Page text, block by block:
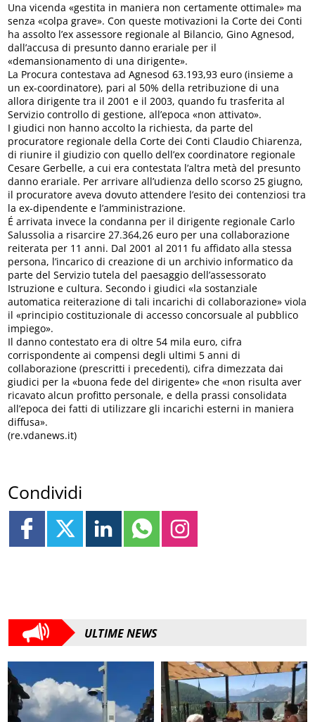
Una vicenda «gestita in maniera non certamente ottimale» ma
senza «colpa grave». Con queste motivazioni la Corte dei Conti
ha assolto l’ex assessore regionale al Bilancio, Gino Agnesod,
dall’accusa di presunto danno erariale per il
«demansionamento di una dirigente».
La Procura contestava ad Agnesod 63.193,93 euro (insieme a
un ex-coordinatore), pari al 50% della retribuzione di una
allora dirigente tra il 2001 e il 2003, quando fu trasferita al
Servizio controllo di gestione, all’epoca «non attivato».
I giudici non hanno accolto la richiesta, da parte del
procuratore regionale della Corte dei Conti Claudio Chiarenza,
di riunire il giudizio con quello dell’ex coordinatore regionale
Cesare Gerbelle, a cui era contestata l’altra metà del presunto
danno erariale. Per arrivare all’udienza dello scorso 25 giugno,
il procuratore aveva dovuto attendere l’esito dei contenziosi tra
la ex-dipendente e l’amministrazione.
É arrivata invece la condanna per il dirigente regionale Carlo
Salussolia a risarcire 27.364,26 euro per una collaborazione
reiterata per 11 anni. Dal 2001 al 2011 fu affidato alla stessa
persona, l’incarico di creazione di un archivio informatico da
parte del Servizio tutela del paesaggio dell’assessorato
Istruzione e cultura. Secondo i giudici «la sostanziale
automatica reiterazione di tali incarichi di collaborazione» viola
il «principio costituzionale di accesso concorsuale al pubblico
impiego».
Il danno contestato era di oltre 54 mila euro, cifra
corrispondente ai compensi degli ultimi 5 anni di
collaborazione (prescritti i precedenti), cifra dimezzata dai
giudici per la «buona fede del dirigente» che «non risulta aver
ricavato alcun profitto personale, e della prassi consolidata
all’epoca dei fatti di utilizzare gli incarichi esterni in maniera
diffusa».
(re.vdanews.it)
Condividi
ULTIME NEWS